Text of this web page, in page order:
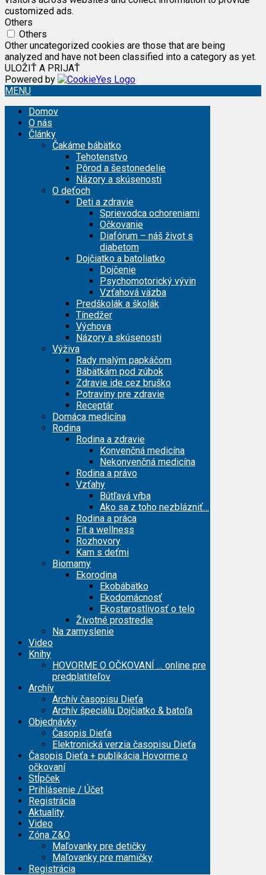
customized ads.
Others
Others
Other uncategorized cookies are those that are being
analyzed and have not been classified into a category as yet.
ULOŽIŤ A PRIJAŤ
Powered by
MENU
Domov
O nás
Články
Čakáme bábätko
Tehotenstvo
Pôrod a šestonedelie
Názory a skúsenosti
O deťoch
Deti a zdravie
Sprievodca ochoreniami
Očkovanie
Diafórum – náš život s
diabetom
Dojčiatko a batoliatko
Dojčenie
Psychomotorický vývin
Vzťahová väzba
Predškolák a školák
Tínedžer
Výchova
Názory a skúsenosti
Výživa
Rady malým papkáčom
Bábätkám pod zúbok
Zdravie ide cez bruško
Potraviny pre zdravie
Receptár
Domáca medicína
Rodina
Rodina a zdravie
Konvenčná medicína
Nekonvenčná medicína
Rodina a právo
Vzťahy
Bútľavá vŕba
Ako sa z toho nezblázniť…
Rodina a práca
Fit a wellness
Rozhovory
Kam s deťmi
Biomamy
Ekorodina
Ekobábätko
Ekodomácnosť
Ekostarostlivosť o telo
Životné prostredie
Na zamyslenie
Video
Knihy
HOVORME O OČKOVANÍ … online pre
predplatiteľov
Archív
Archív časopisu Dieťa
Archív špeciálu Dojčiatko & batoľa
Objednávky
Časopis Dieťa
Elektronická verzia časopisu Dieťa
Časopis Dieťa + publikácia Hovorme o
očkovaní
Stĺpček
Prihlásenie / Účet
Registrácia
Aktuality
Video
Zóna Z&O
Maľovanky pre detičky
Maľovanky pre mamičky
Registrácia